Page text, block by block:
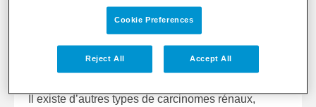
être plus grandes et ont d'autres caractéristiques
microscopiques distinctives. Ce type de tumeur a
tendance à être moins agressif que les autres types.
Il existe d’autres types de carcinomes rénaux,
Cookie Preferences
Reject All Accept All